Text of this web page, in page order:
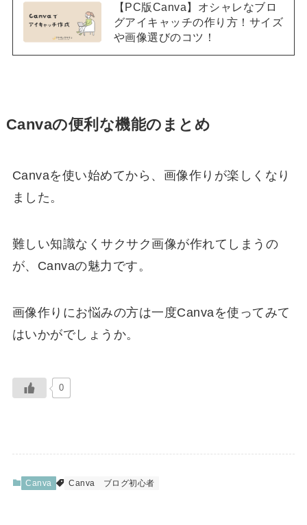
【PC版Canva】オシャレなブロ
グアイキャッチの作り方！サイズ
や画像選びのコツ！
Canvaの便利な機能のまとめ
Canvaを使い始めてから、画像作りが楽しくなり
ました。
難しい知識なくサクサク画像が作れてしまうの
が、Canvaの魅力です。
画像作りにお悩みの方は一度Canvaを使ってみて
はいかがでしょうか。
0
Canva Canva ブログ初心者